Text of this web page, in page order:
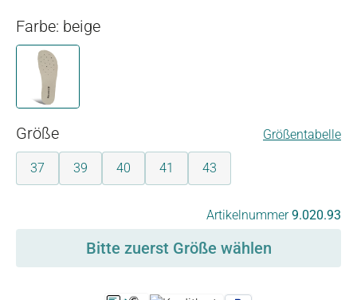
Farbe: beige
beige
Größeauswählen Größentabelle
37 39 40 41 43
Artikelnummer9.020.93
Bitte zuerst Größe wählen